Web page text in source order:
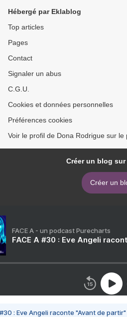
Hébergé par Eklablog
Top articles
Pages
Contact
Signaler un abus
C.G.U.
Cookies et données personnelles
Préférences cookies
Voir le profil de Dona Rodrigue sur le
Créer un blog
Créer un
FACE A - un podcast Purecharts
FACE A #30 : Eve Angeli
#30 : Eve Angeli raconte "Avant de partir"